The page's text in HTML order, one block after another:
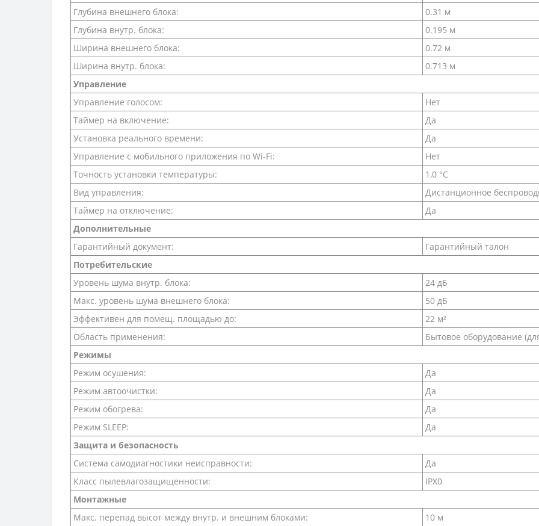
Глубина внешнего блока:
0.31 м
Глубина внутр. блока:
0.195 м
Ширина внешнего блока:
0.72 м
Ширина внутр. блока:
0.713 м
Управление
Управление голосом:
Нет
Таймер на включение:
Да
Установка реального времени:
Да
Управление c мобильного приложения по Wi-Fi:
Нет
Точность установки температуры:
1,0 °С
Вид управления:
Дистанционное
Таймер на отключение:
Да
Дополнительные
Гарантийный документ:
Гарантийный талон
Потребительские
Уровень шума внутр. блока:
24 дБ
Макс. уровень шума внешнего блока:
50 дБ
Эффективен для помещ. площадью до:
22 м²
Область применения:
Бытовое оборудование
Режимы
Режим осушения:
Да
Режим автоочистки:
Да
Режим обогрева:
Да
Режим SLEEP:
Да
Защита и безопасность
Система самодиагностики неисправности:
Да
Класс пылевлагозащищенности:
IPX0
Монтажные
Макс. перепад высот между внутр. и внешним блоками:
10 м